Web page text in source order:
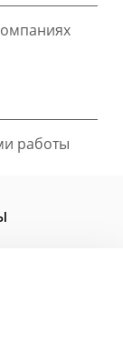
работы